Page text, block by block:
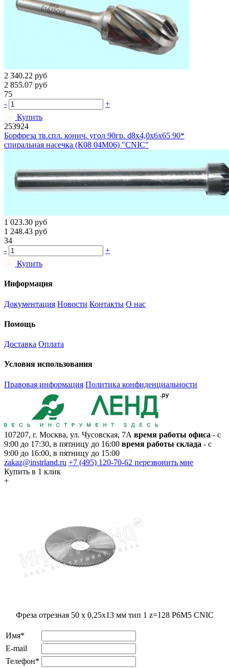
2 340.22 руб
2 855.07 руб
75
-
+
Купить
253924
Борфреза тв.спл. конич. угол 90гр. d8х4,0х6х65 90*
спиральная насечка (К08 04М06) "CNIC"
1 023.30 руб
1 248.43 руб
34
-
+
Купить
Информация
Документация Новости Контакты О нас
Помощь
Доставка Оплата
Условия использования
Правовая информация Политика конфиденциальности
107207, г. Москва, ул. Чусовская, 7А время работы офиса - с
9:00 до 17:30, в пятницу до 16:00 время работы склада - с
9:00 до 16:00, в пятницу до 15:00
zakaz@instrland.ru +7 (495) 120-70-62 перезвонить мне
Купить в 1 клик
+
Фреза отрезная 50 x 0,25x13 мм тип 1 z=128 Р6М5 CNIC
Имя*
E-mail
Телефон*